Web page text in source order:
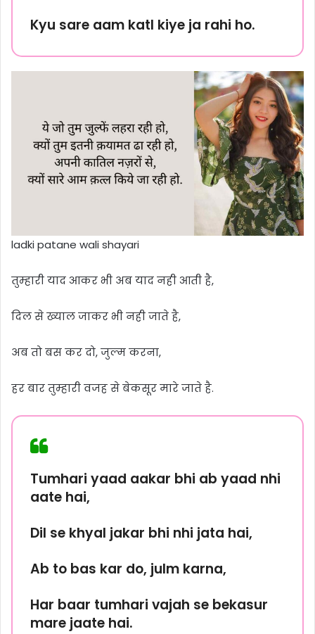
Kyu sare aam katl kiye ja rahi ho.
ladki patane wali shayari
तुम्हारी याद आकर भी अब याद नही आती है,
दिल से ख्याल जाकर भी नही जाते है,
अब तो बस कर दो, जुल्म करना,
हर बार तुम्हारी वजह से बेकसूर मारे जाते है.
Tumhari yaad aakar bhi ab yaad nhi
aate hai,
Dil se khyal jakar bhi nhi jata hai,
Ab to bas kar do, julm karna,
Har baar tumhari vajah se bekasur
mare jaate hai.